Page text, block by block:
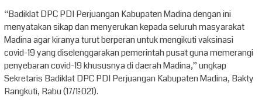
“Badiklat DPC PDI Perjuangan Kabupaten Madina dengan ini
menyatakan sikap dan menyerukan kepada seluruh masyarakat
Madina agar kiranya turut berperan untuk mengikuti vaksinasi
covid-19 yang diselenggarakan pemerintah pusat guna memerangi
penyebaran covid-19 khususnya di daerah Madina,” ungkap
Sekretaris Badiklat DPC PDI Perjuangan Kabupaten Madina, Bakty
Rangkuti, Rabu (17/11/2021).